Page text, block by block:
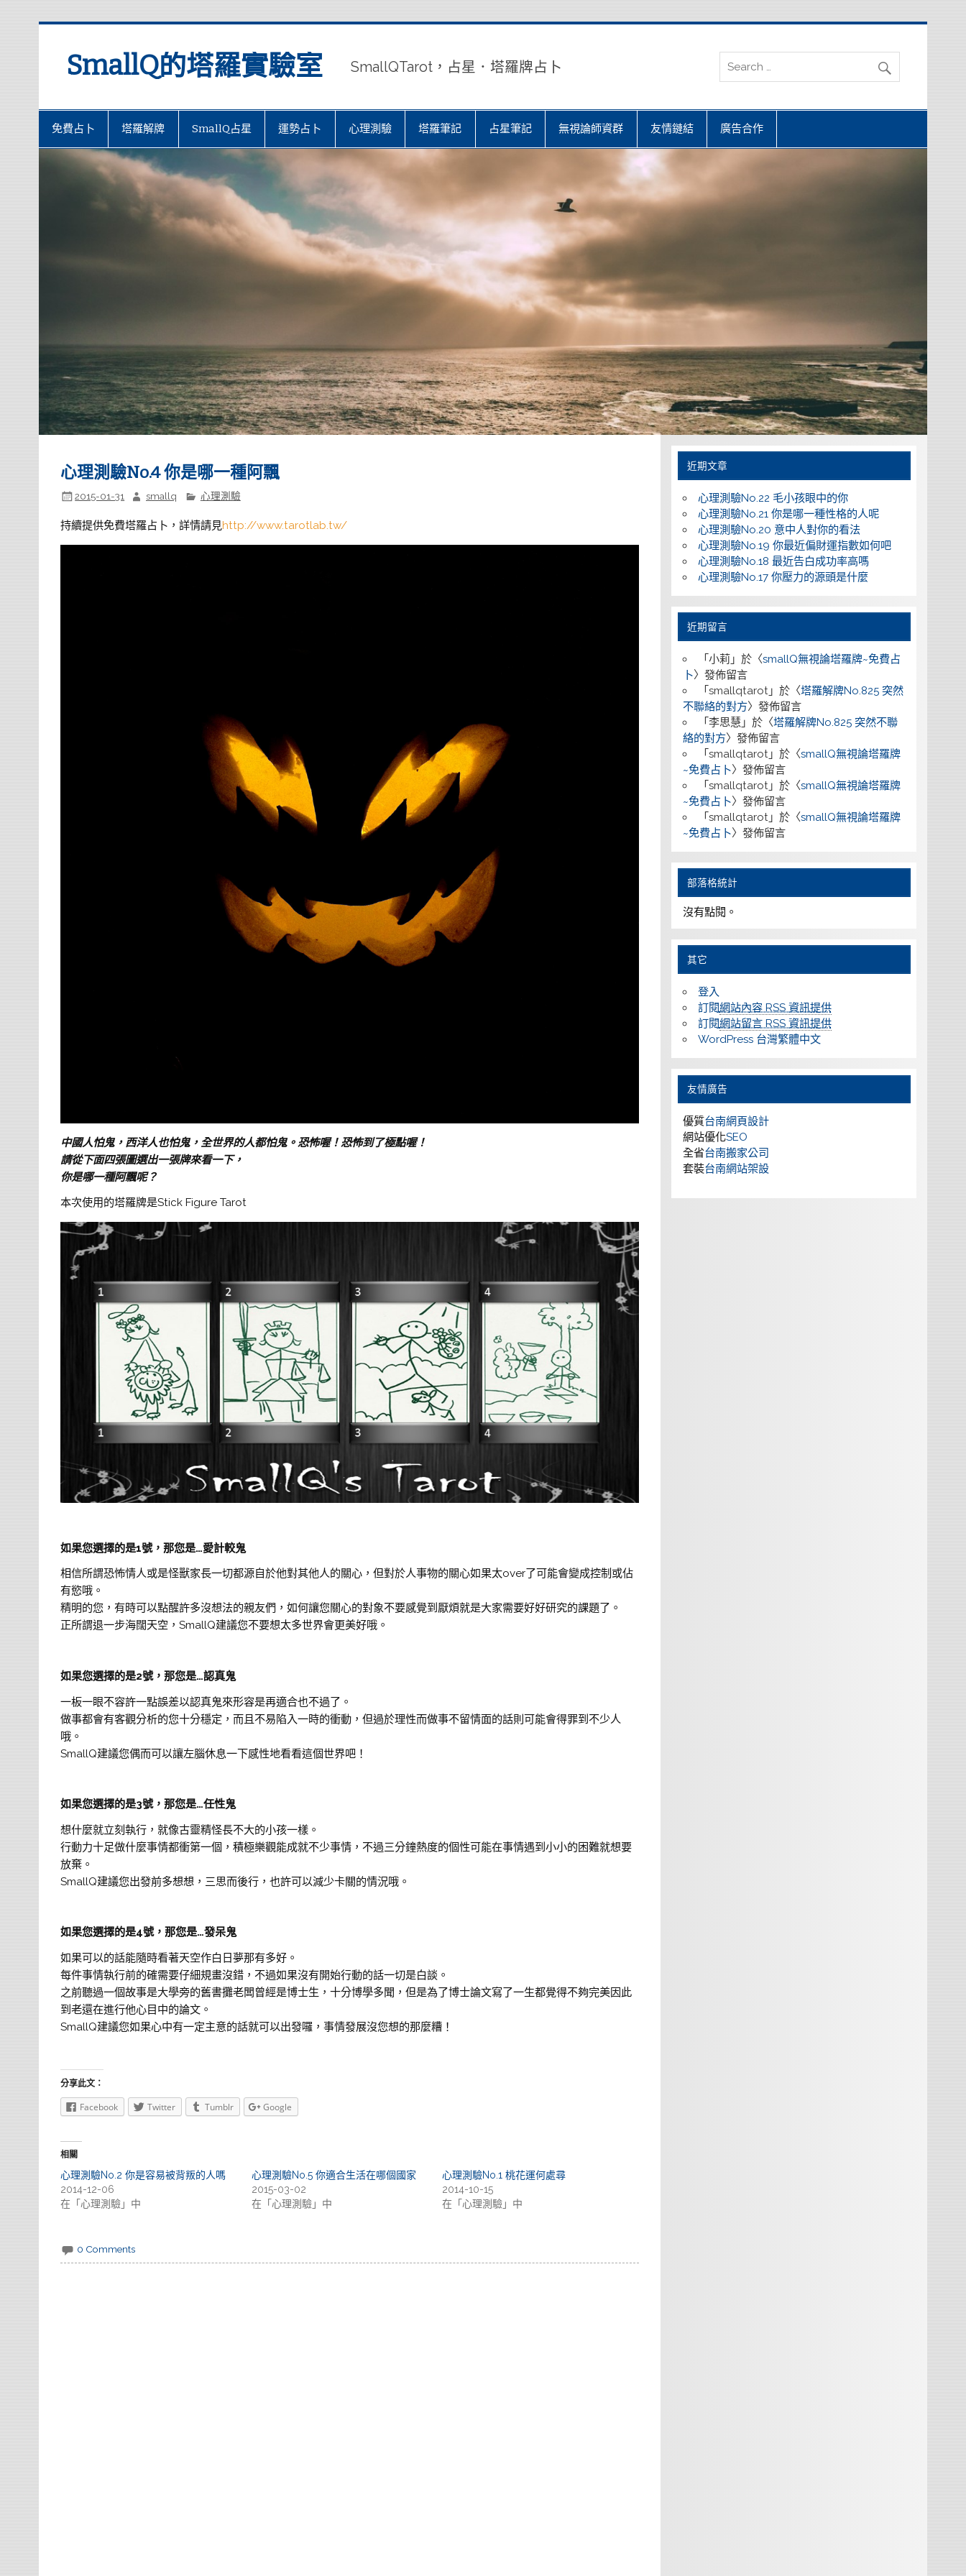
SmallQ的塔羅實驗室 SmallQTarot，占星．塔羅牌占卜
免費占卜 塔羅解牌 SmallQ占星 運勢占卜 心理測驗 塔羅筆記 占星筆記 無視論師資群 友情鏈結 廣告合作
心理測驗No.4 你是哪一種阿飄
2015-01-31 smallq 心理測驗
持續提供免費塔羅占卜，詳情請見http://www.tarotlab.tw/
中國人怕鬼，西洋人也怕鬼，全世界的人都怕鬼。恐怖喔！恐怖到了極點喔！
請從下面四張圖選出一張牌來看一下，
你是哪一種阿飄呢？
本次使用的塔羅牌是Stick Figure Tarot
如果您選擇的是1號，那您是…愛計較鬼
相信所謂恐怖情人或是怪獸家長一切都源自於他對其他人的關心，但對於人事物的關心如果太over了可能會變成控制或佔
有慾哦。
精明的您，有時可以點醒許多沒想法的親友們，如何讓您關心的對象不要感覺到厭煩就是大家需要好好研究的課題了。
正所謂退一步海闊天空，SmallQ建議您不要想太多世界會更美好哦。
如果您選擇的是2號，那您是…認真鬼
一板一眼不容許一點誤差以認真鬼來形容是再適合也不過了。
做事都會有客觀分析的您十分穩定，而且不易陷入一時的衝動，但過於理性而做事不留情面的話則可能會得罪到不少人
哦。
SmallQ建議您偶而可以讓左腦休息一下感性地看看這個世界吧！
如果您選擇的是3號，那您是…任性鬼
想什麼就立刻執行，就像古靈精怪長不大的小孩一樣。
行動力十足做什麼事情都衝第一個，積極樂觀能成就不少事情，不過三分鐘熱度的個性可能在事情遇到小小的困難就想要
放棄。
SmallQ建議您出發前多想想，三思而後行，也許可以減少卡關的情況哦。
如果您選擇的是4號，那您是…發呆鬼
如果可以的話能隨時看著天空作白日夢那有多好。
每件事情執行前的確需要仔細規畫沒錯，不過如果沒有開始行動的話一切是白談。
之前聽過一個故事是大學旁的舊書攤老闆曾經是博士生，十分博學多聞，但是為了博士論文寫了一生都覺得不夠完美因此
到老還在進行他心目中的論文。
SmallQ建議您如果心中有一定主意的話就可以出發囉，事情發展沒您想的那麼糟！
分享此文：
Facebook Twitter Tumblr Google
相關
心理測驗No.2 你是容易被背叛的人嗎
2014-12-06
在「心理測驗」中
心理測驗No.5 你適合生活在哪個國家
2015-03-02
在「心理測驗」中
心理測驗No.1 桃花運何處尋
2014-10-15
在「心理測驗」中
0 Comments
近期文章
心理測驗No.22 毛小孩眼中的你
心理測驗No.21 你是哪一種性格的人呢
心理測驗No.20 意中人對你的看法
心理測驗No.19 你最近偏財運指數如何吧
心理測驗No.18 最近告白成功率高嗎
心理測驗No.17 你壓力的源頭是什麼
近期留言
「 小莉」於〈smallQ無視論塔羅牌~免費占
卜〉發佈留言
「 smallqtarot」於〈塔羅解牌No.825 突然
不聯絡的對方〉發佈留言
「 李思慧」於〈塔羅解牌No.825 突然不聯
絡的對方〉發佈留言
「 smallqtarot」於〈smallQ無視論塔羅牌
~免費占卜〉發佈留言
「 smallqtarot」於〈smallQ無視論塔羅牌
~免費占卜〉發佈留言
「 smallqtarot」於〈smallQ無視論塔羅牌
~免費占卜〉發佈留言
部落格統計
沒有點閱。
其它
登入
訂閱網站內容 RSS 資訊提供
訂閱網站留言 RSS 資訊提供
WordPress 台灣繁體中文
友情廣告
優質台南網頁設計
網站優化SEO
全省台南搬家公司
套裝台南網站架設